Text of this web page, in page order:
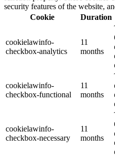
security features of the website,
Cookie
Duration
cookielawinfo-
checkbox-analytics
11
months
cookielawinfo-
checkbox-functional
11
months
cookielawinfo-
checkbox-necessary
11
months